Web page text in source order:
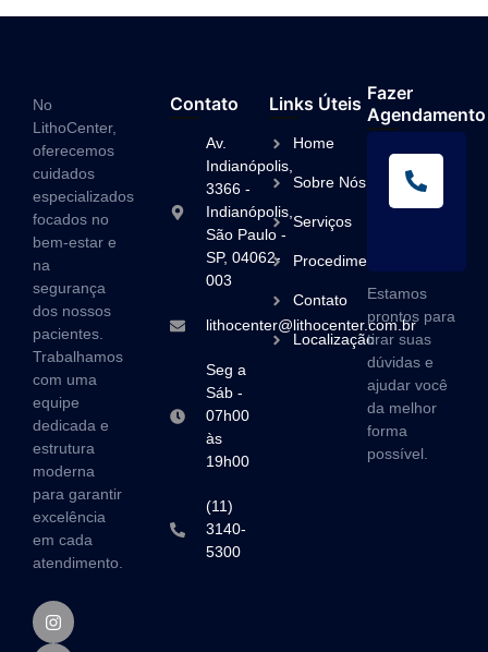
No
LithoCenter,
oferecemos
cuidados
especializados
focados no
bem-estar e
na
segurança
dos nossos
pacientes.
Trabalhamos
com uma
equipe
dedicada e
estrutura
moderna
para garantir
excelência
em cada
atendimento.
Contato
Av.
Indianópolis,
3366 -
Indianópolis,
São Paulo -
SP, 04062-
003
lithocenter@lithocenter.com.br
Seg a
Sáb -
07h00
às
19h00
(11)
3140-
5300
Links Úteis
Home
Sobre Nós
Serviços
Procedimentos
Contato
Localização
Fazer
Agendamento
Estamos
prontos para
tirar suas
dúvidas e
ajudar você
da melhor
forma
possível.